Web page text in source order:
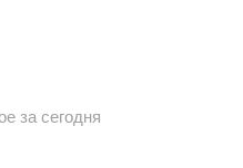
за сегодня